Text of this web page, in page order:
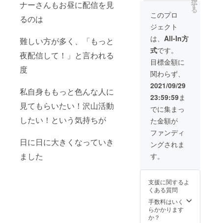
ナーさんもお昼に配信を見
るのは
難しい方が多く、「もっと
夜配信して！」と言われる
度
私自身ももっと色んな人に
見てもらいたい！沢山活動
したい！という気持ちが
日に日に大きくなっていき
ました
まで)、オリジナ
ルシチュエー
ションボイス2種
類、グッズ(シン
プルなオリジナ
ルイラストによ
るタンブラー/サ
イズ350ml予定)
※ご支援の際に、
ご希望のリクエ
ストする歌とシ
チュエーション
ボイスのシナリ
ご記入ください
※リクエストに関
反する内容、法
令に違反する内
できません
クエスト権、リ
エーションボイ
スA (R18可 ～5
分程度まで)、
グッズ(50mm丸
型/オリジナルイ
ラスト缶バッチ
予定)、リクエス
トシチュエー
(R18可 ～15分
まで)、オリジナ
ルシチュエー
ションボイス2種
類、グッズ(シン
ルイラストによ
るタンブラー/サ
イズ350ml予
定)、グッズ(オ
リジナルイラス
トTシャツ/白色/
サイズXLのみ)、
扇子ティブと通
話(30分/防音室
完成後の11・12
択
す
る
このプロ
ジェクト
は、 All-In方
式です。
目標金額に
関わらず、
2021/09/29
23:59:59ま
でに集まっ
た金額が
ファンディ
ングされま
す。
支援に関するよ
くある質問
手数料はいく
らかかります
か？